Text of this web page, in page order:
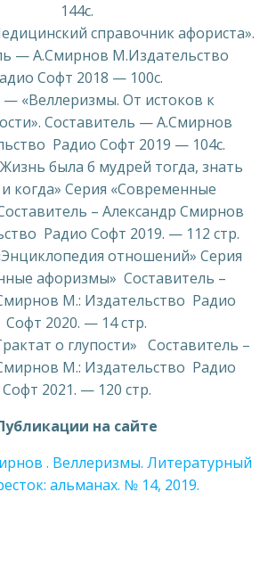
144с.
справочник афориста».
— А.Смирнов М.Издательство
Софт 2018 — 100с.
«Веллеризмы. От истоков к
Составитель — А.Смирнов
Радио Софт 2019 — 104с.
была б мудрей тогда, знать
когда» Серия «Современные
– Александр Смирнов
Радио Софт 2019. — 112 стр.
отношений» Серия
афоризмы» Составитель –
М.: Издательство Радио
Софт 2020. — 14 стр.
о глупости» Составитель –
М.: Издательство Радио
Софт 2021. — 120 стр.
на сайте
. Веллеризмы. Литературный
альманах. № 14, 2019.